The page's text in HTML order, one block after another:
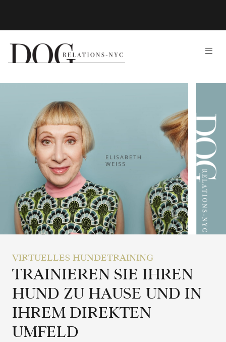
VIRTUELLES HUNDETRAINING
TRAINIEREN SIE IHREN
HUND ZU HAUSE UND IN
IHREM DIREKTEN
UMFELD